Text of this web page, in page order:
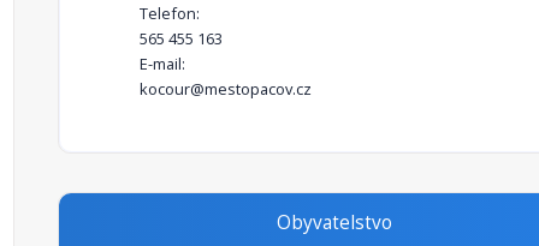
Telefon:
565 455 163
E-mail:
kocour@mestopacov.cz
Obyvatelstvo